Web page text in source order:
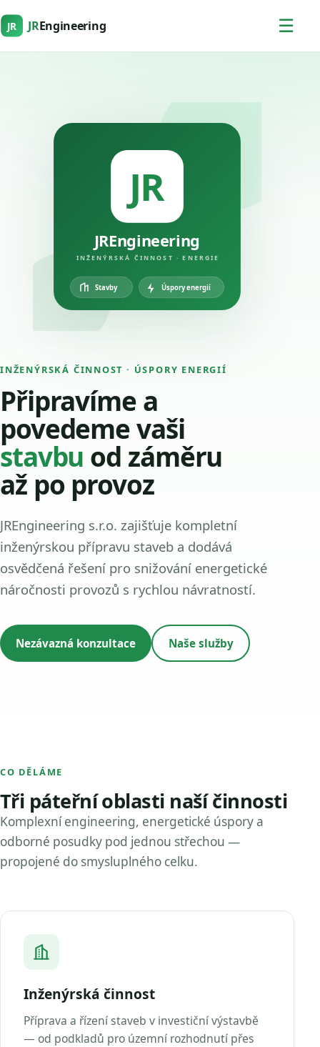
JR JREngineering ☰
INŽENÝRSKÁ ČINNOST · ÚSPORY ENERGIÍ
Připravíme a
povedeme vaši
stavbu od záměru
až po provoz
JREngineering s.r.o. zajišťuje kompletní
inženýrskou přípravu staveb a dodává
osvědčená řešení pro snižování energetické
náročnosti provozů s rychlou návratností.
Nezávazná konzultace Naše služby
JR
JREngineering
INŽENÝRSKÁ ČINNOST · ENERGIE
Stavby Úspory energií
CO DĚLÁME
Tři páteřní oblasti naší činnosti
Komplexní engineering, energetické úspory a
odborné posudky pod jednou střechou —
propojené do smysluplného celku.
Inženýrská činnost
Příprava a řízení staveb v investiční výstavbě
— od podkladů pro územní rozhodnutí přes